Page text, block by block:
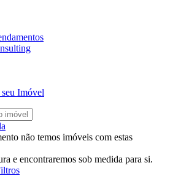
Imóvel
não temos imóveis com estas
e encontraremos sob medida para si.